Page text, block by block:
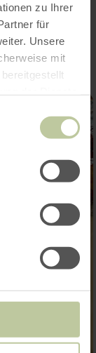
zu Ihrer
für
Unsere
mit